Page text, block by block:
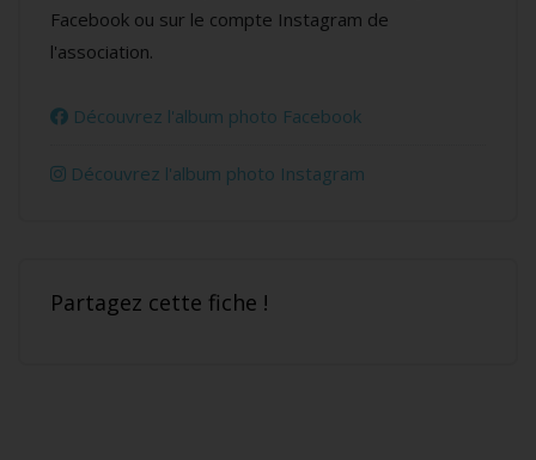
Facebook ou sur le compte Instagram de
l'association.
Découvrez l'album photo Facebook
Découvrez l'album photo Instagram
Partagez cette fiche !